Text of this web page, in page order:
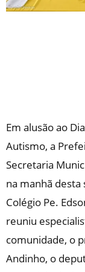
Em alusão ao
Autismo, a
Secretaria
na manhã
Colégio Pe.
reuniu
comunidade, o
Andinho, o